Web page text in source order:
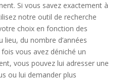
Si vous savez exactement à
notre outil de recherche
choix en fonction des
lieu, du nombre d’années
fois vous avez déniché un
vous pouvez lui adresser une
ou lui demander plus